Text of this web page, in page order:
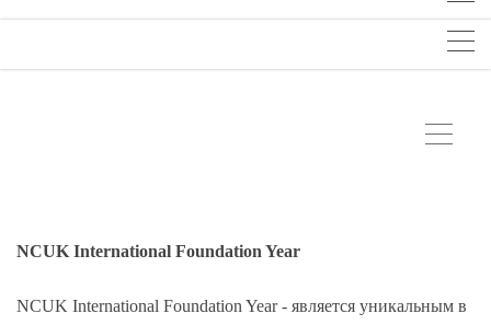
NCUK International Foundation Year
NCUK International Foundation Year - является уникальным в